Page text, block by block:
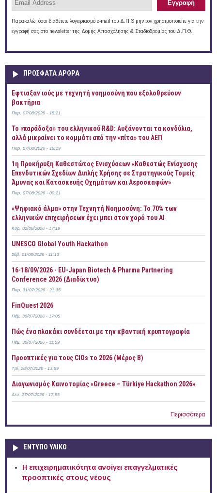
Παρακαλώ, όσοι διαθέτετε λογαριασμό e-mail του Δ.Π.Θ μην τον χρησιμοποιείτε για την
εγγραφή σας στο newsletter της Δομής Απασχόλησης & Σταδιοδρομίας του Δ.Π.Θ.
ΠΡOΣΦΑΤΑ AΡΘΡΑ
Έφτιαξαν ιούς με τεχνητή νοημοσύνη που εξολοθρεύουν
βακτήρια
Παρ, 07/08/2026 - 15:21
Το «παράδοξο» του ελληνικού R&D: Αυξάνονται τα κονδύλια,
αλλά μικραίνει το κομμάτι από την «πίτα» του ΑΕΠ
Παρ, 07/08/2026 - 15:19
1η Προκήρυξη Καθεστώτος Ενισχύσεων «Καθεστώς Ενίσχυσης
Επενδυτικών Σχεδίων Διπλής Χρήσης σε Στρατηγικούς Τομείς
Άμυνας και Κατασκευής Οχημάτων και Αεροσκαφών»
Παρ, 07/08/2026 - 00:21
«Ψηφιακό άλμα» στην Τεχνητή Νοημοσύνη: Το 70% των
ελληνικών επιχειρήσεων έχει μπει στον χορό του AI
Κυρ, 02/08/2026 - 17:19
UNESCO Global Youth Hackathon
Σάβ, 01/08/2026 - 11:13
16-18/09/2026 - EU-Japan Biotech & Pharma Partnering
Conference 2026 (Διαδίκτυο)
Παρ, 31/07/2026 - 21:35
FinQuest 2026
Πέμ, 30/07/2026 - 17:05
Πώς ένα πλακάκι συνδέεται με την κβαντική κρυπτογραφία
Πέμ, 30/07/2026 - 11:59
Προοπτικές για τους CIOs το 2026 (Μέρος Β)
Τρί, 28/07/2026 - 13:59
Διαγωνισμός Καινοτομίας «Greece – Türkiye Hackathon 2026»
Δευ, 27/07/2026 - 17:55
Περισσότερα
ΕΝΤΥΠΟ ΥΛΙΚΟ
Η επιχειρηματικότητα ανοίγει επαγγελματικές
προοπτικές στους νέους